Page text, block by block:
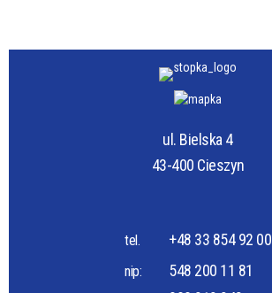
ul. Bielska 4
43-400 Cieszyn
tel. +48 33 854 92 00
nip: 548 200 11 81